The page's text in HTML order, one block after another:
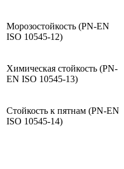
Морозостойкость (PN-EN
ISO 10545-12)
Химическая стойкость (PN-
EN ISO 10545-13)
Стойкость к пятнам (PN-EN
ISO 10545-14)